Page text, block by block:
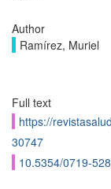
Author
Ramírez, Muriel
Full text
https://
30747
10.5354/0719-